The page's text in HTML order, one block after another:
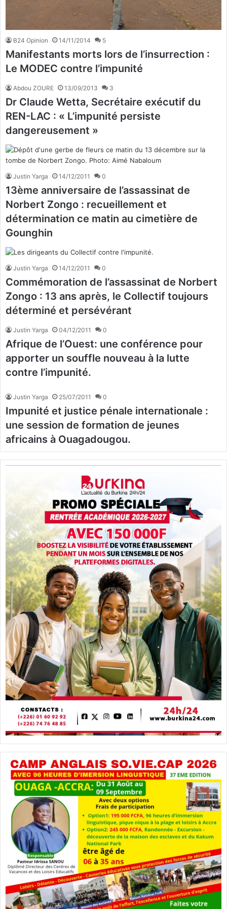
B24 Opinion 14/11/2014 5
Manifestants morts lors de l’insurrection :
Le MODEC contre l’impunité
Abdou ZOURE 13/09/2013 3
Dr Claude Wetta, Secrétaire exécutif du
REN-LAC : « L’impunité persiste
dangereusement »
Justin Yarga 14/12/2011 0
13ème anniversaire de l’assassinat de
Norbert Zongo : recueillement et
détermination ce matin au cimetière de
Gounghin
Justin Yarga 14/12/2011 0
Commémoration de l’assassinat de Norbert
Zongo : 13 ans après, le Collectif toujours
déterminé et persévérant
Justin Yarga 04/12/2011 0
Afrique de l’Ouest: une conférence pour
apporter un souffle nouveau à la lutte
contre l’impunité.
Justin Yarga 25/07/2011 0
Impunité et justice pénale internationale :
une session de formation de jeunes
africains à Ouagadougou.